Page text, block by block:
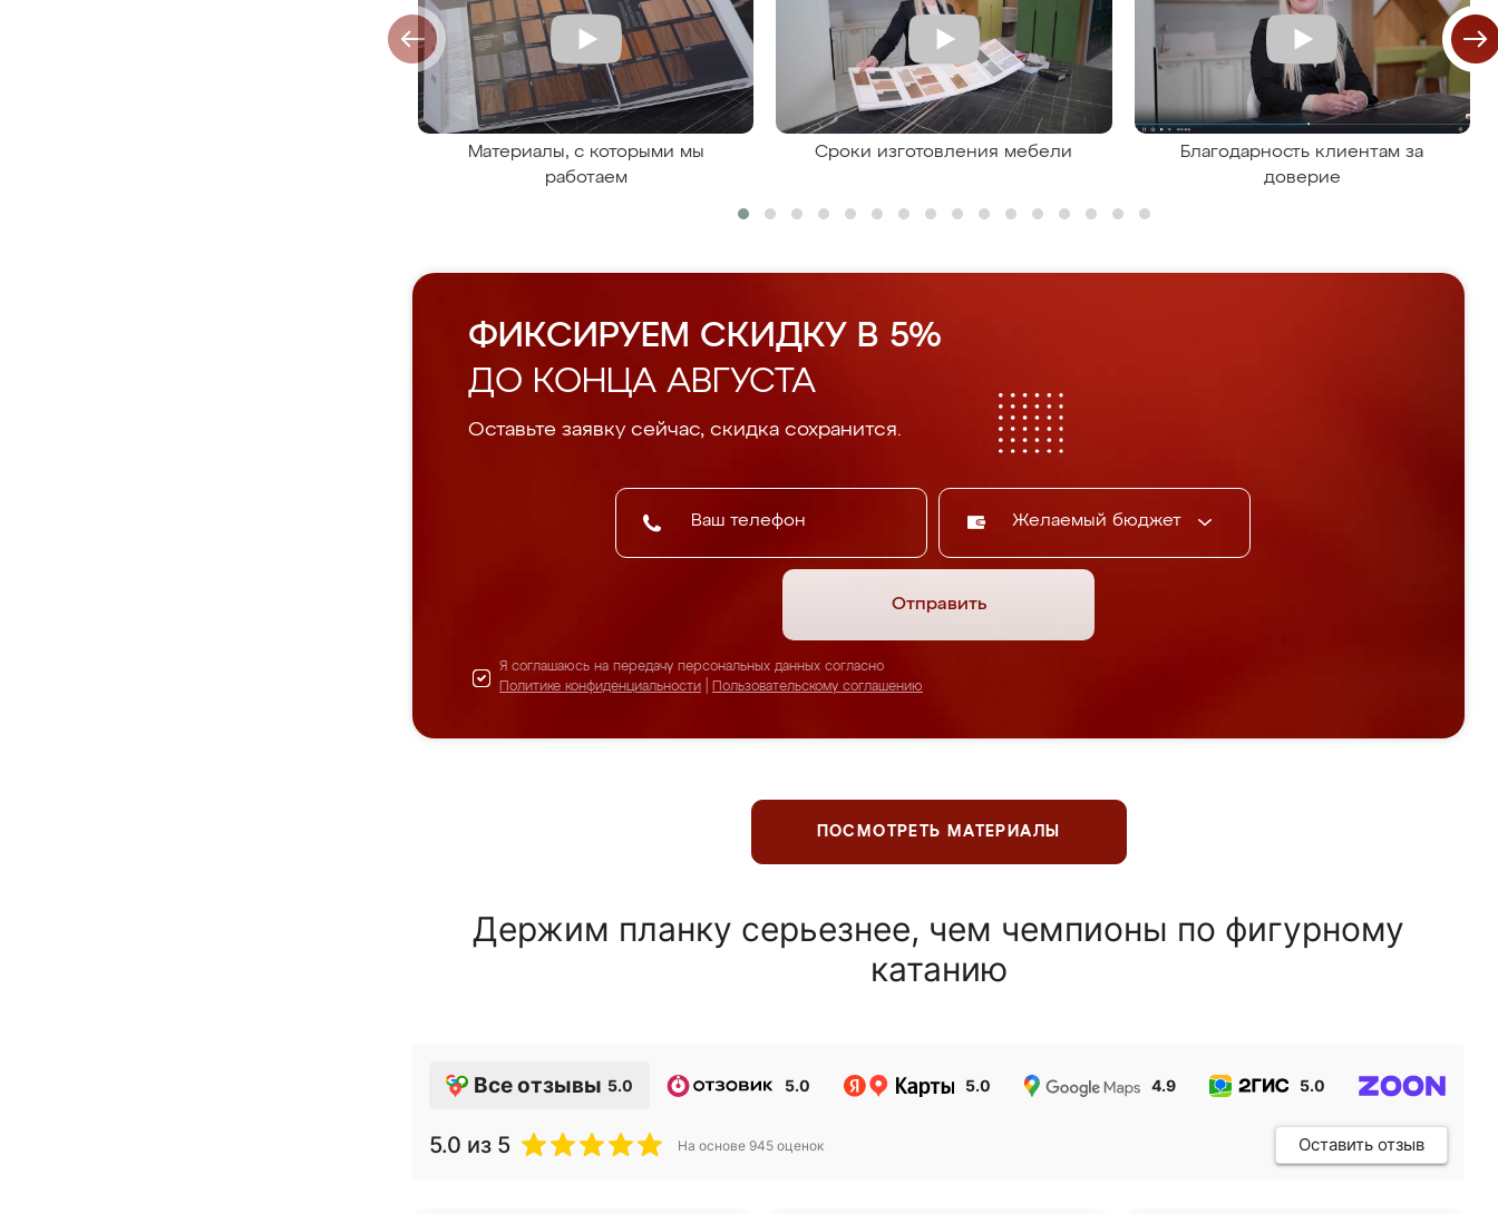
Материалы, с которыми мы
работаем
Сроки изготовления мебели
Благодарность клиентам за
доверие
ФИКСИРУЕМ СКИДКУ В 5%
ДО КОНЦА АВГУСТА
Оставьте заявку сейчас, скидка сохранится.
Желаемый бюджет
Отправить
Я соглашаюсь на передачу персональных данных согласно
Политике конфиденциальности
Пользовательскому соглашению
ПОСМОТРЕТЬ МАТЕРИАЛЫ
Держим планку серьезнее, чем чемпионы по фигурному
катанию
Все отзывы 5.0 5.0 5.0 4.9 5.0
5.0 из 5 На основе 945 оценок Оставить отзыв